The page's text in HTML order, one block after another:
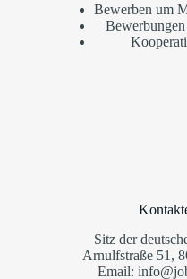
Bewerben um
Sitz der
Arnulfstraße 51,
Email: